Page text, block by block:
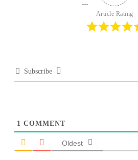
Article Rating
Subscribe
1 COMMENT
Oldest